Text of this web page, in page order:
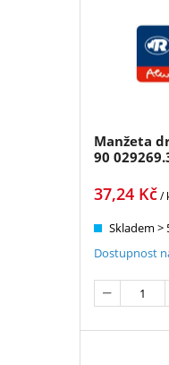
Manžeta
90
37,24Kč/
Skladem >
Dostupnost